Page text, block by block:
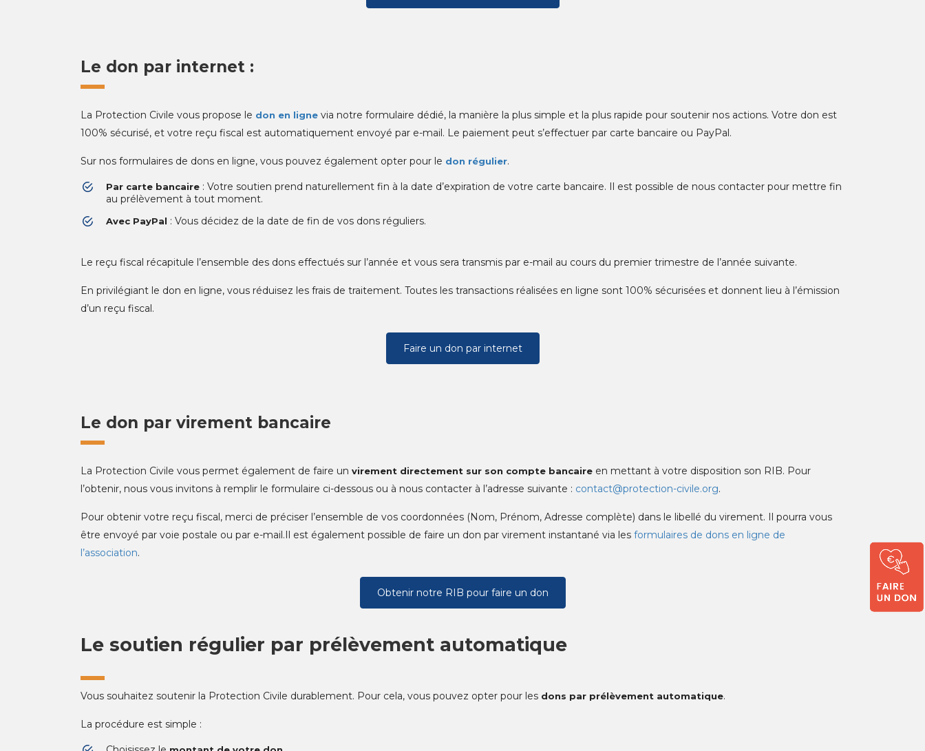
Le don par internet :
La Protection Civile vous propose le don en ligne via notre formulaire dédié, la manière la plus simple et la plus rapide pour soutenir nos actions. Votre don est
100% sécurisé, et votre reçu fiscal est automatiquement envoyé par e-mail. Le paiement peut s’effectuer par carte bancaire ou PayPal.
Sur nos formulaires de dons en ligne, vous pouvez également opter pour le don régulier.
Par carte bancaire : Votre soutien prend naturellement fin à la date d’expiration de votre carte bancaire. Il est possible de nous contacter pour mettre fin
au prélèvement à tout moment.
Avec PayPal : Vous décidez de la date de fin de vos dons réguliers.
Le reçu fiscal récapitule l’ensemble des dons effectués sur l’année et vous sera transmis par e-mail au cours du premier trimestre de l’année suivante.
En privilégiant le don en ligne, vous réduisez les frais de traitement. Toutes les transactions réalisées en ligne sont 100% sécurisées et donnent lieu à l’émission
d’un reçu fiscal.
Faire un don par internet
Le don par virement bancaire
La Protection Civile vous permet également de faire un virement directement sur son compte bancaire en mettant à votre disposition son RIB. Pour
l’obtenir, nous vous invitons à remplir le formulaire ci-dessous ou à nous contacter à l’adresse suivante : contact@protection-civile.org.
Pour obtenir votre reçu fiscal, merci de préciser l’ensemble de vos coordonnées (Nom, Prénom, Adresse complète) dans le libellé du virement. Il pourra vous
être envoyé par voie postale ou par e-mail.Il est également possible de faire un don par virement instantané via les formulaires de dons en ligne de
l’association.
Obtenir notre RIB pour faire un don
Le soutien régulier par prélèvement automatique
Vous souhaitez soutenir la Protection Civile durablement. Pour cela, vous pouvez opter pour les dons par prélèvement automatique.
La procédure est simple :